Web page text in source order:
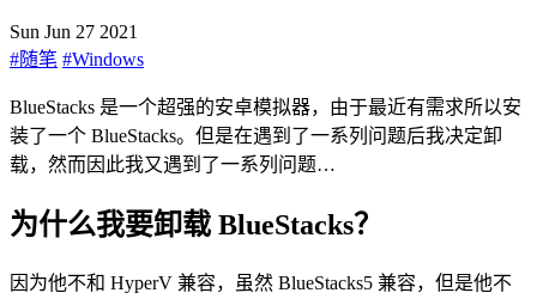
Sun Jun 27 2021
#随笔 #Windows
BlueStacks 是一个超强的安卓模拟器，由于最近有需求所以安
装了一个 BlueStacks。但是在遇到了一系列问题后我决定卸
载，然而因此我又遇到了一系列问题…
为什么我要卸载 BlueStacks？
因为他不和 HyperV 兼容，虽然 BlueStacks5 兼容，但是他不